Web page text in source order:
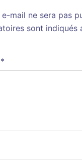
mail ne sera pas
sont indiqués
*